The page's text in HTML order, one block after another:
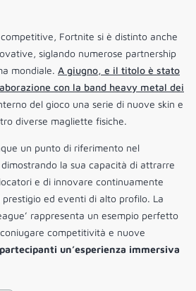
Fortnite si è distinto anche
siglando numerose partnership
mondiale. A giugno, e il titolo è stato
con la band heavy metal dei
del gioco una serie di nuove skin e
diverse magliette fisiche.
un punto di riferimento nel
la sua capacità di attrarre
e di innovare continuamente
ed eventi di alto profilo. La
rappresenta un esempio perfetto
competitività e nuove
un’esperienza immersiva